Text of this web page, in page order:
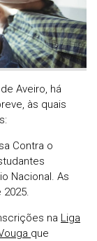
Aveiro, há
às quais
Contra o
Nacional. As
na Liga
que